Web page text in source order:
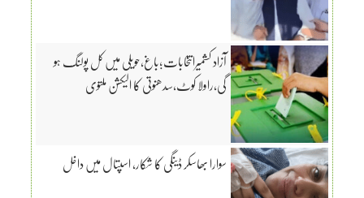
آزاد کشمیرانتخابات؛باغ،حویلی میں کل پولنگ ہو
گی،راولا کوٹ،سدھنوتی کا الیکشن ملتوی
سوارا بھاسکر ڈینگی کا شکار، اسپتال میں داخل